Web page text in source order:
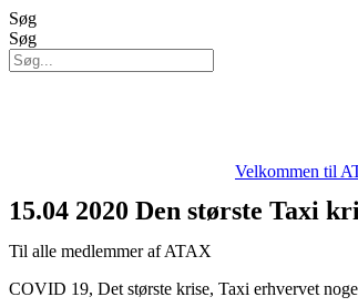
Videre
til
indhold
Søg
Søg
Velkommen til
15.04 2020 Den største Taxi
Til alle medlemmer af ATAX
COVID 19, Det største krise, Taxi erhvervet